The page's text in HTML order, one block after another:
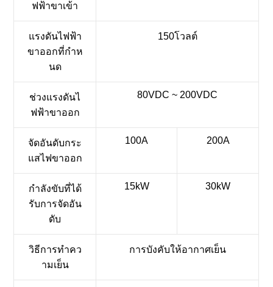
ฟฟ้าขาเข้า
แรงดันไฟฟ้า
ขาออกที่กำห
นด
150โวลต์
ช่วงแรงดันไ
ฟฟ้าขาออก
80VDC ~ 200VDC
จัดอันดับกระ
แสไฟขาออก
100A 200A
กำลังขับที่ได้
รับการจัดอัน
ดับ
15kW 30kW
วิธีการทำคว
ามเย็น
การบังคับให้อากาศเย็น